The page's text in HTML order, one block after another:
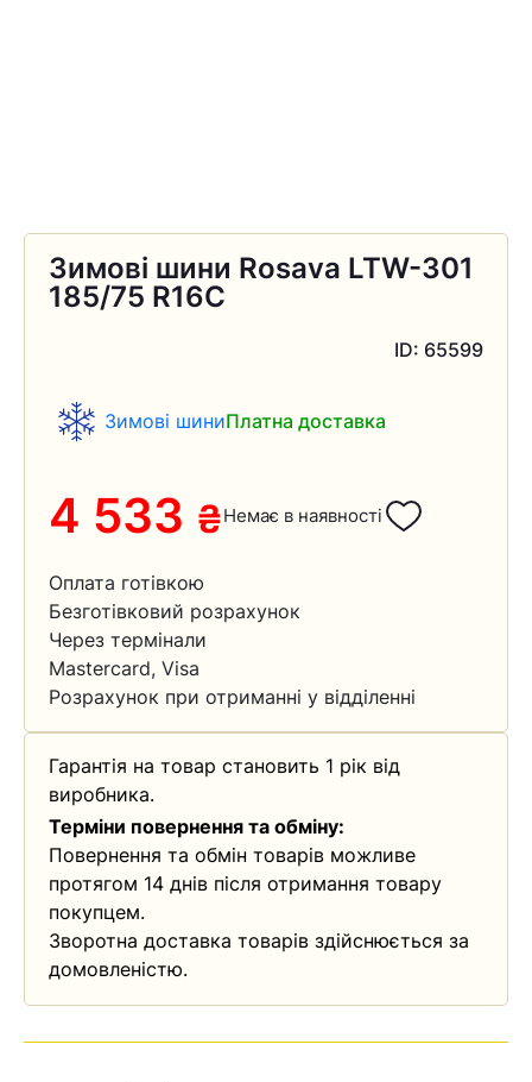
Зимові шини Rosava LTW-301
185/75 R16C
ID: 65599
Зимові шиниПлатна доставка
4 533 ₴Немає в наявності
Оплата готівкою
Безготівковий розрахунок
Через термінали
Mastercard, Visa
Розрахунок при отриманні у відділенні
Гарантія на товар становить 1 рік від
виробника.
Терміни повернення та обміну:
Повернення та обмін товарів можливе
протягом 14 днів після отримання товару
покупцем.
Зворотна доставка товарів здійснюється за
домовленістю.